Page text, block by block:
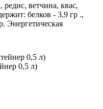
ветчина, квас,
белков - 3,9 гр .,
Энергетическая
0,5 л)